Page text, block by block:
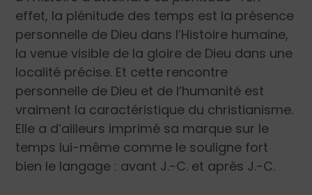
effet, la plénitude des temps est la présence
personnelle de Dieu dans l’Histoire humaine,
la venue visible de la gloire de Dieu dans une
localité précise. Et cette rencontre
personnelle de Dieu et de l’humanité est
vraiment la caractéristique du christianisme.
Elle a d’ailleurs imprimé sa marque sur le
temps lui-même comme le souligne fort
bien le langage : avant J.-C. et après J.-C.